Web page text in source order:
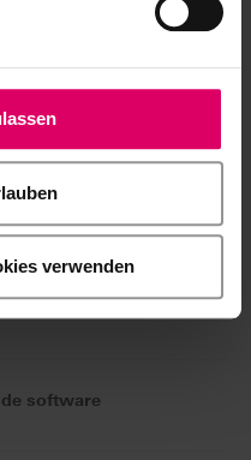
verwenden
software